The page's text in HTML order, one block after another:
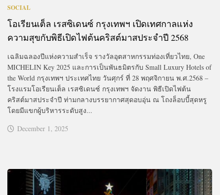
SOCIAL
โอเรียนเต็ล เรสซิเดนซ์ กรุงเทพฯ เปิดเทศกาลแห่ง
ความสุขกับพิธีเปิดไฟต้นคริสต์มาสประจำปี 2568
เฉลิมฉลองปีแห่งความสำเร็จ รางวัลอุตสาหกรรมท่องเที่ยวไทย, One
MICHELIN Key 2025 และการเป็นพันธมิตรกับ Small Luxury Hotels of
the World กรุงเทพฯ ประเทศไทย วันศุกร์ ที่ 28 พฤศจิกายน พ.ศ.2568 –
โรงแรมโอเรียนเต็ล เรสซิเดนซ์ กรุงเทพฯ จัดงาน พิธีเปิดไฟต้น
คริสต์มาสประจำปี ท่ามกลางบรรยากาศสุดอบอุ่น ณ โถงล็อบบี้สุดหรู
โดยมีแขกผู้บริหารระดับสูง...
December 1, 2025